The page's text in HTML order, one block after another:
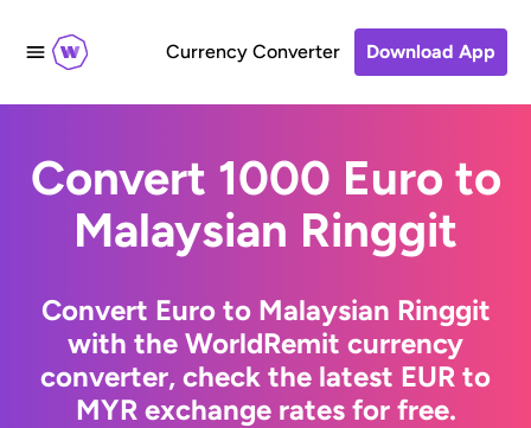
Currency Converter Download App
Convert 1000 Euro to
Malaysian Ringgit
Convert Euro to Malaysian Ringgit
with the WorldRemit currency
converter, check the latest EUR to
MYR exchange rates for free.